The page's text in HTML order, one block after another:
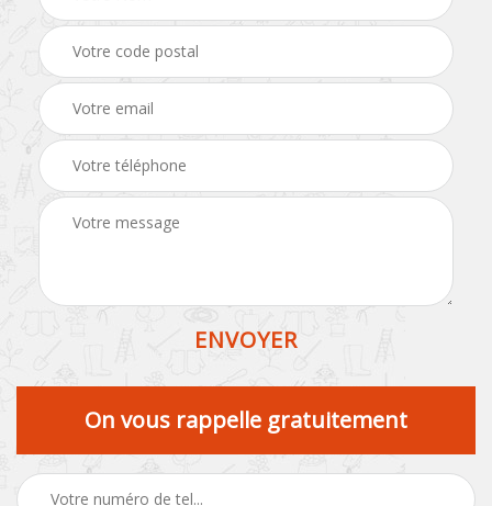
On vous rappelle gratuitement